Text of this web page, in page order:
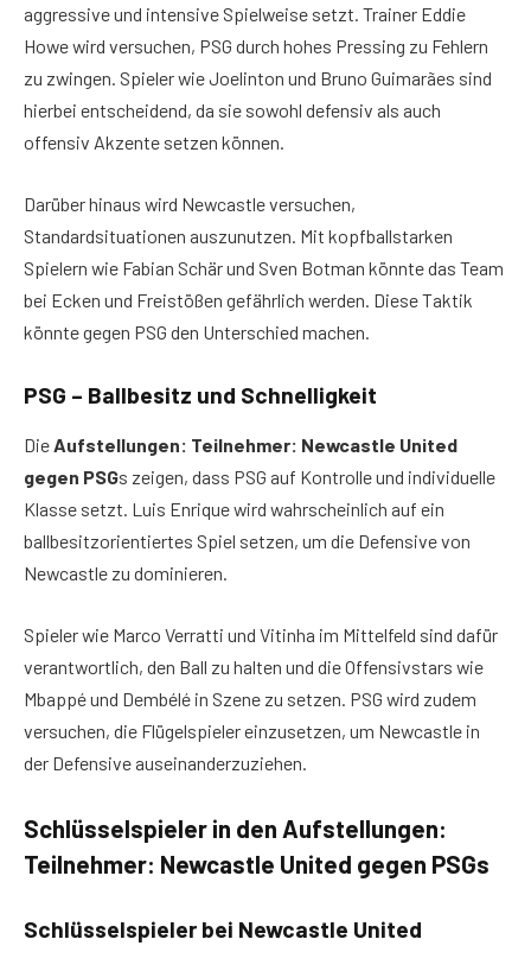
aggressive und intensive Spielweise setzt. Trainer Eddie
Howe wird versuchen, PSG durch hohes Pressing zu Fehlern
zu zwingen. Spieler wie Joelinton und Bruno Guimarães sind
hierbei entscheidend, da sie sowohl defensiv als auch
offensiv Akzente setzen können.
Darüber hinaus wird Newcastle versuchen,
Standardsituationen auszunutzen. Mit kopfballstarken
Spielern wie Fabian Schär und Sven Botman könnte das Team
bei Ecken und Freistößen gefährlich werden. Diese Taktik
könnte gegen PSG den Unterschied machen.
PSG – Ballbesitz und Schnelligkeit
DieAufstellungen: Teilnehmer: Newcastle United
gegen PSGs zeigen, dass PSG auf Kontrolle und individuelle
Klasse setzt. Luis Enrique wird wahrscheinlich auf ein
ballbesitzorientiertes Spiel setzen, um die Defensive von
Newcastle zu dominieren.
Spieler wie Marco Verratti und Vitinha im Mittelfeld sind dafür
verantwortlich, den Ball zu halten und die Offensivstars wie
Mbappé und Dembélé in Szene zu setzen. PSG wird zudem
versuchen, die Flügelspieler einzusetzen, um Newcastle in
der Defensive auseinanderzuziehen.
Schlüsselspieler in den Aufstellungen:
Teilnehmer: Newcastle United gegen PSGs
Schlüsselspieler bei Newcastle United